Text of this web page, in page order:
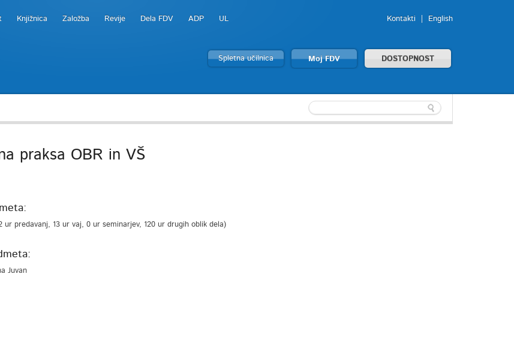
Knjižnica Založba Revije Dela FDV ADP UL Kontakti English
Spletna učilnica Moj FDV DOSTOPNOST
praksa OBR in VŠ
ur predavanj, 13 ur vaj, 0 ur seminarjev, 120 ur drugih oblik dela)
Juvan